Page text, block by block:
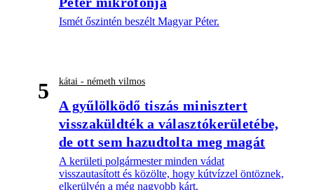
Ismét őszintén beszélt Magyar Péter.
5 kátai - németh vilmos
A gyűlölködő tiszás minisztert
visszaküldték a választókerületébe,
de ott sem hazudtolta meg magát
A kerületi polgármester minden vádat
visszautasított és közölte, hogy kútvízzel öntöznek,
elkerülvén a még nagyobb kárt.